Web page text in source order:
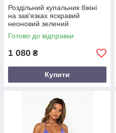
Роздільний купальник бікіні
на зав'язках яскравий
неоновий зелений
Готово до відправки
1 080 ₴
Купити